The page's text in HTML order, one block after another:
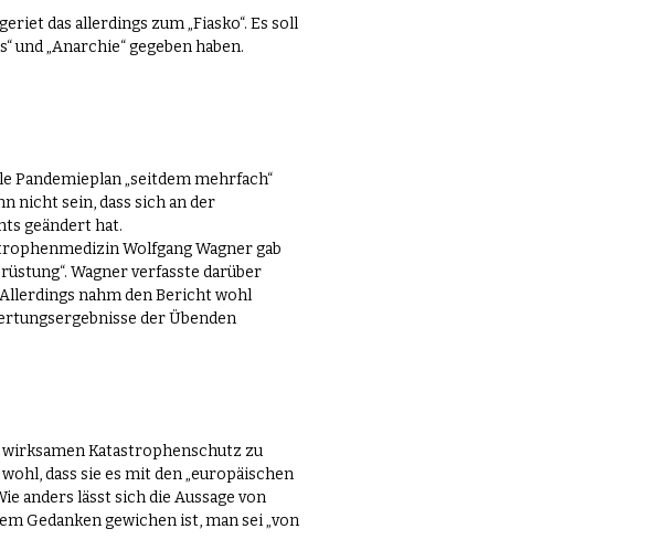
das allerdings zum „Fiasko“. Es soll
und „Anarchie“ gegeben haben.
Pandemieplan „seitdem mehrfach“
nicht sein, dass sich an der
geändert hat.
Wolfgang Wagner gab
Wagner verfasste darüber
nahm den Bericht wohl
der Übenden
Katastrophenschutz zu
dass sie es mit den „europäischen
anders lässt sich die Aussage von
Gedanken gewichen ist, man sei „von